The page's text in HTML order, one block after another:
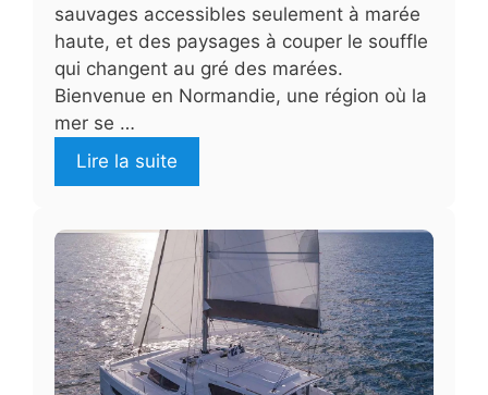
sauvages accessibles seulement à marée
haute, et des paysages à couper le souffle
qui changent au gré des marées.
Bienvenue en Normandie, une région où la
mer se …
Lire la suite